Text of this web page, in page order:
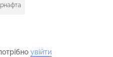
увійти